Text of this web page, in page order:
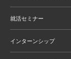
就活セミナー
インターンシップ